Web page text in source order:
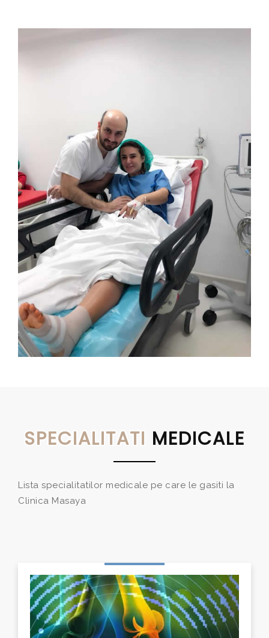
SPECIALITATI MEDICALE
Lista specialitatilor medicale pe care le gasiti la
Clinica Masaya